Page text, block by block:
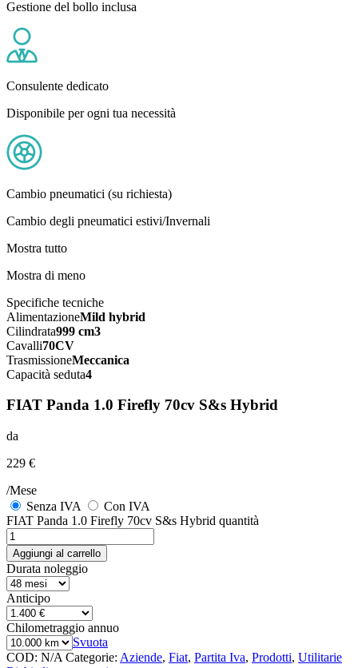
Gestione del bollo inclusa
Consulente dedicato
Disponibile per ogni tua necessità
Cambio pneumatici (su richiesta)
Cambio degli pneumatici estivi/Invernali
Mostra tutto
Mostra di meno
Specifiche tecniche
AlimentazioneMild hybrid
Cilindrata999 cm3
Cavalli70CV
TrasmissioneMeccanica
Capacità seduta4
FIAT Panda 1.0 Firefly 70cv S&s Hybrid
da
229 €
/Mese
Senza IVA
Con IVA
FIAT Panda 1.0 Firefly 70cv S&s Hybrid quantità
Aggiungi al carrello
Durata noleggio
Anticipo
Chilometraggio annuo
Svuota
COD: N/A Categorie: Aziende, Fiat, Partita Iva, Prodotti, Utilitarie